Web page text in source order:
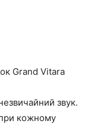
звук.
кожному